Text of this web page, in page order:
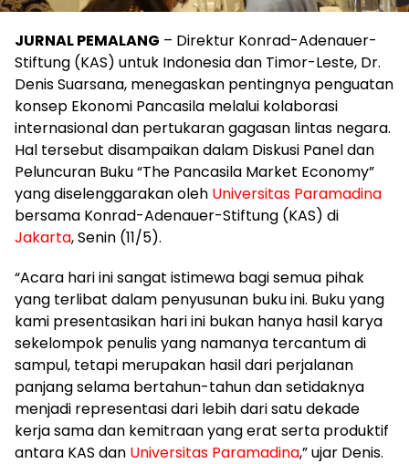
JURNAL PEMALANG – Direktur Konrad-Adenauer-
Stiftung (KAS) untuk Indonesia dan Timor-Leste, Dr.
Denis Suarsana, menegaskan pentingnya penguatan
konsep Ekonomi Pancasila melalui kolaborasi
internasional dan pertukaran gagasan lintas negara.
Hal tersebut disampaikan dalam Diskusi Panel dan
Peluncuran Buku “The Pancasila Market Economy”
yang diselenggarakan oleh Universitas Paramadina
bersama Konrad-Adenauer-Stiftung (KAS) di
Jakarta, Senin (11/5).
“Acara hari ini sangat istimewa bagi semua pihak
yang terlibat dalam penyusunan buku ini. Buku yang
kami presentasikan hari ini bukan hanya hasil karya
sekelompok penulis yang namanya tercantum di
sampul, tetapi merupakan hasil dari perjalanan
panjang selama bertahun-tahun dan setidaknya
menjadi representasi dari lebih dari satu dekade
kerja sama dan kemitraan yang erat serta produktif
antara KAS dan Universitas Paramadina,” ujar Denis.